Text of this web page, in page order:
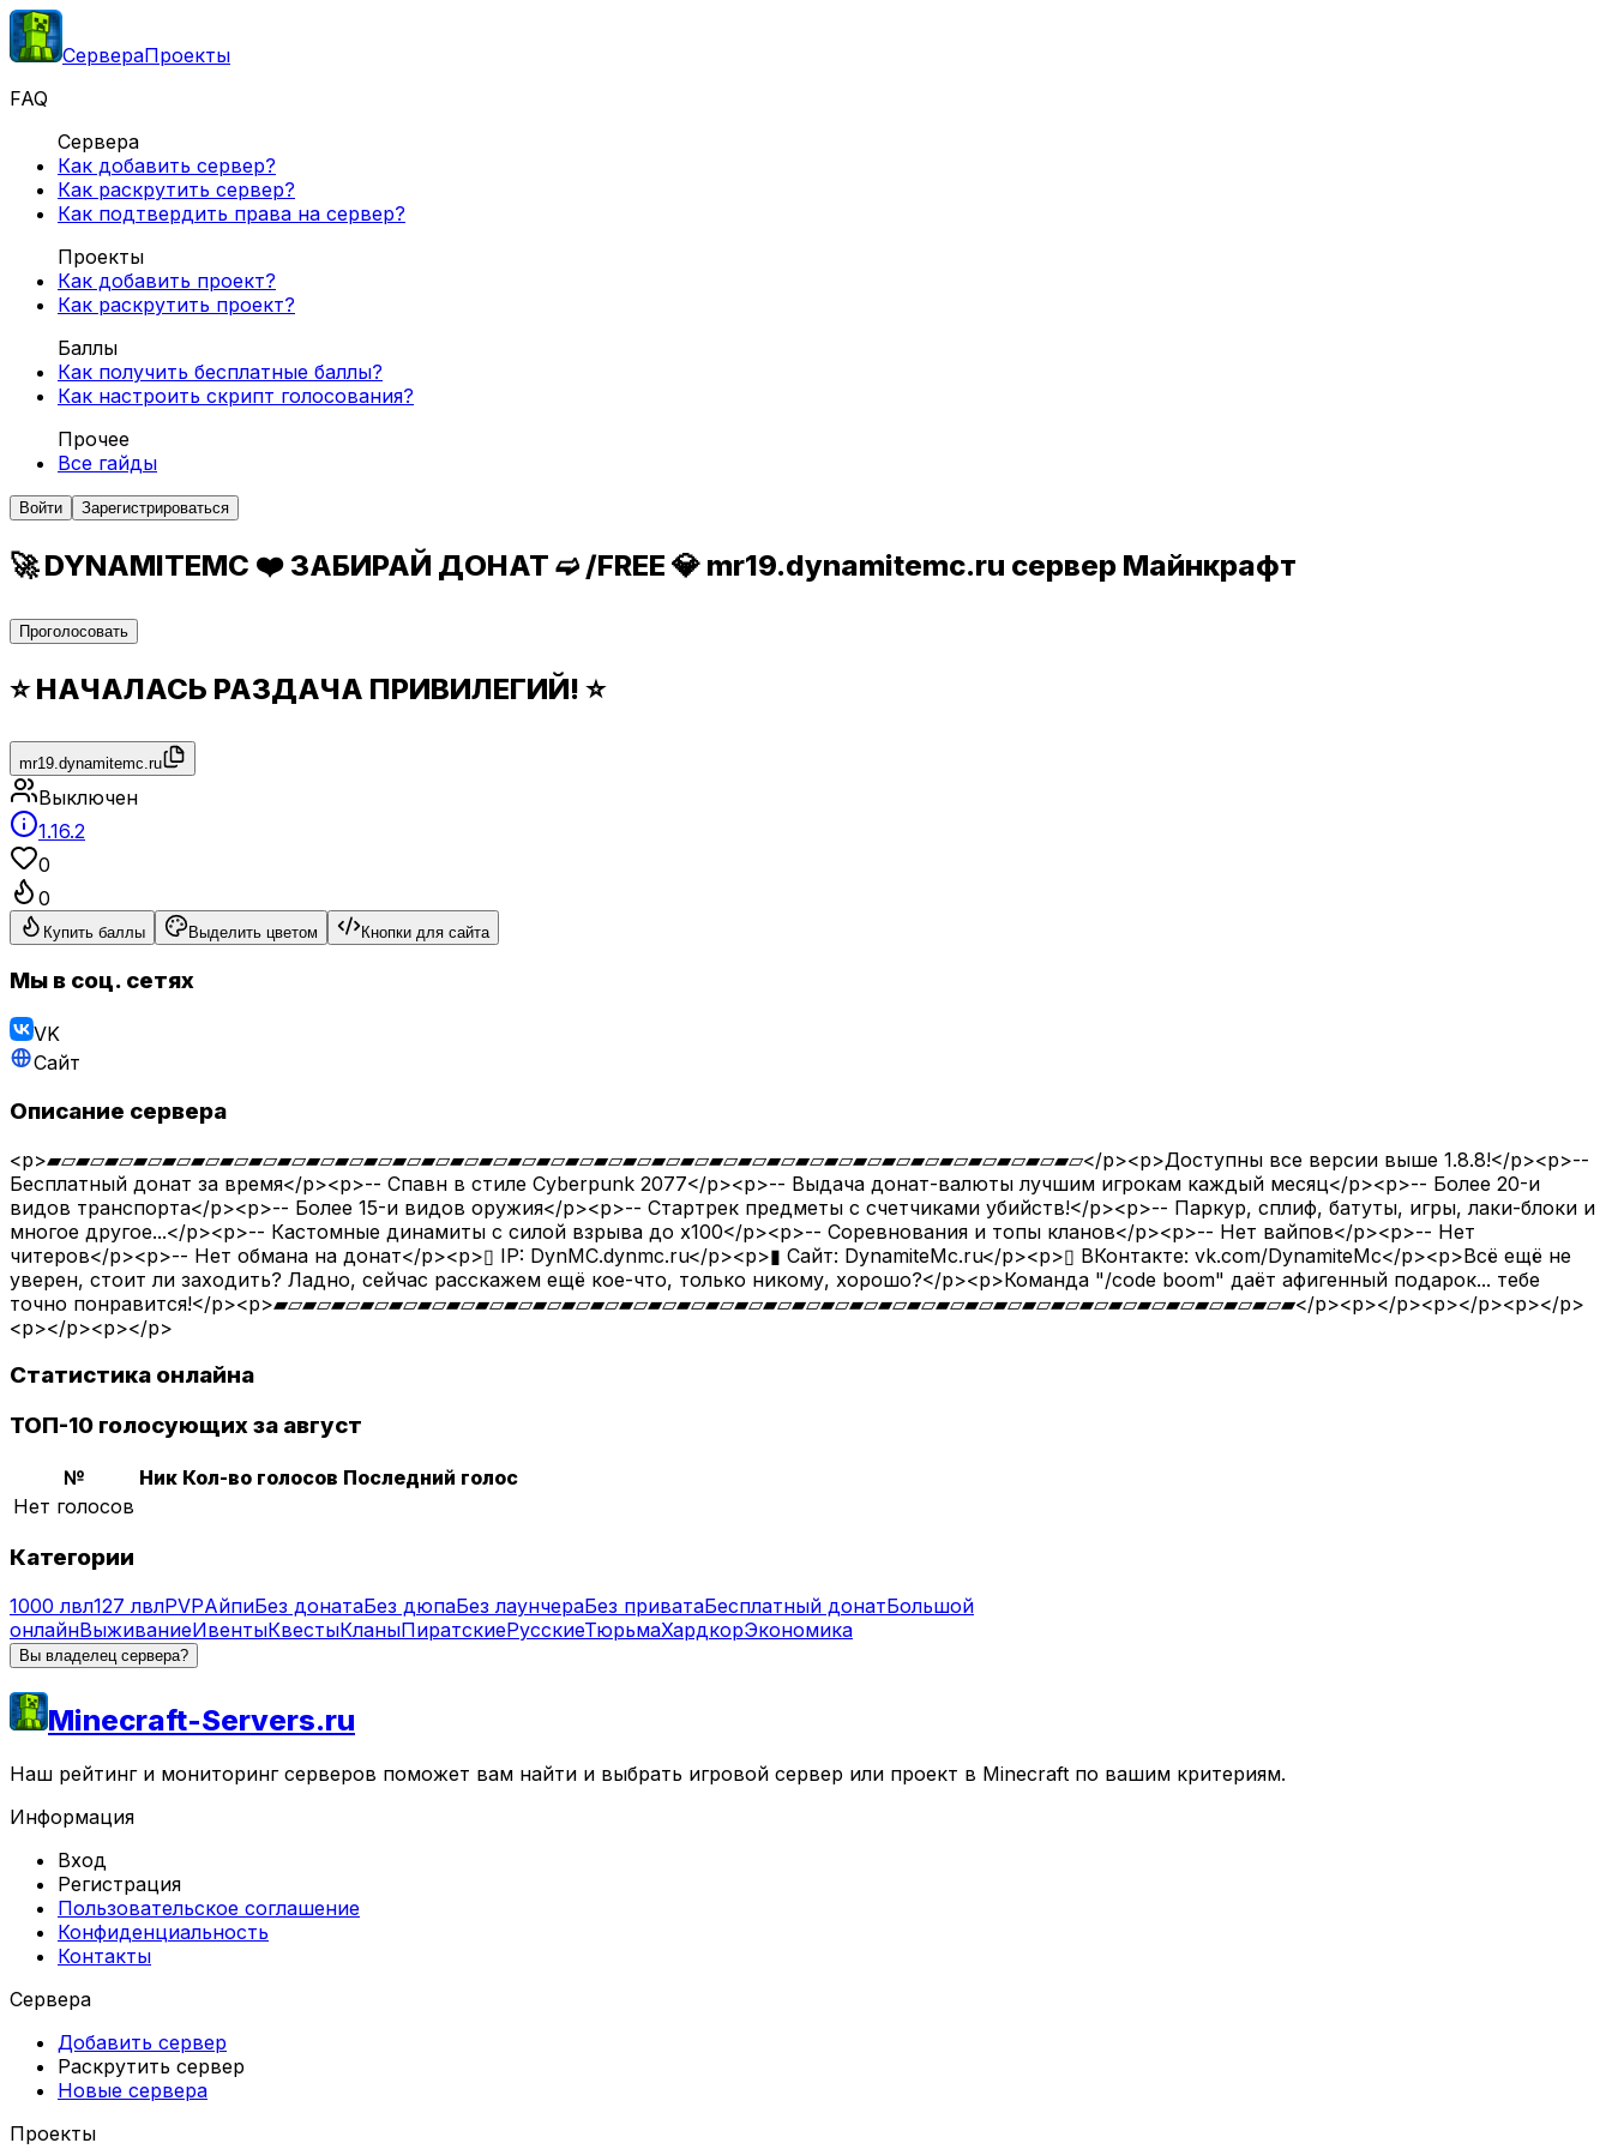
СервераПроекты
FAQ
Сервера
Как добавить сервер?
Как раскрутить сервер?
Как подтвердить права на сервер?
Проекты
Как добавить проект?
Как раскрутить проект?
Баллы
Как получить бесплатные баллы?
Как настроить скрипт голосования?
Прочее
Все гайды
Войти Зарегистрироваться
🚀 DYNAMITEMC ❤️ ЗАБИРАЙ ДОНАТ ➫ /FREE 💎 mr19.dynamitemc.ru сервер Майнкрафт
Проголосовать
⭐ НАЧАЛАСЬ РАЗДАЧА ПРИВИЛЕГИЙ! ⭐
mr19.dynamitemc.ru
Выключен
1.16.2
0
0
Купить баллы Выделить цветом Кнопки для сайта
Мы в соц. сетях
VK
Сайт
Описание сервера
<p>▰▱▰▱▰▱▰▱▰▱▰▱▰▱▰▱▰▱▰▱▰▱▰▱▰▱▰▱▰▱▰▱▰▱▰▱▰▱▰▱▰▱▰▱▰▱▰▱▰▱▰▱▰▱▰▱▰▱▰▱▰▱▰▱▰▱▰▱▰▱▰▱</p><p>Доступны все версии выше 1.8.8!</p><p>--
Бесплатный донат за время</p><p>-- Спавн в стиле Cyberpunk 2077</p><p>-- Выдача донат-валюты лучшим игрокам каждый месяц</p><p>-- Более 20-и
видов транспорта</p><p>-- Более 15-и видов оружия</p><p>-- Стартрек предметы с счетчиками убийств!</p><p>-- Паркур, сплиф, батуты, игры, лаки-блоки и
многое другое...</p><p>-- Кастомные динамиты с силой взрыва до x100</p><p>-- Соревнования и топы кланов</p><p>-- Нет вайпов</p><p>-- Нет
читеров</p><p>-- Нет обмана на донат</p><p>▯ IP: DynMC.dynmc.ru</p><p>▮ Сайт: DynamiteMc.ru</p><p>▯ ВКонтакте: vk.com/DynamiteMc</p><p>Всё ещё не
уверен, стоит ли заходить? Ладно, сейчас расскажем ещё кое-что, только никому, хорошо?</p><p>Команда "/code boom" даёт афигенный подарок... тебе
точно понравится!</p><p>▰▱▰▱▰▱▰▱▰▱▰▱▰▱▰▱▰▱▰▱▰▱▰▱▰▱▰▱▰▱▰▱▰▱▰▱▰▱▰▱▰▱▰▱▰▱▰▱▰▱▰▱▰▱▰▱▰▱▰▱▰▱▰▱▰▱▰▱▰▱▰</p><p></p><p></p><p></p>
<p></p><p></p>
Статистика онлайна
ТОП-10 голосующих за август
№ Ник Кол-во голосов Последний голос
Нет голосов
Категории
1000 лвл127 лвлPVPАйпиБез донатаБез дюпаБез лаунчераБез приватаБесплатный донатБольшой
онлайнВыживаниеИвентыКвестыКланыПиратскиеРусскиеТюрьмаХардкорЭкономика
Вы владелец сервера?
Minecraft-Servers.ru
Наш рейтинг и мониторинг серверов поможет вам найти и выбрать игровой сервер или проект в Minecraft по вашим критериям.
Информация
Вход
Регистрация
Пользовательское соглашение
Конфиденциальность
Контакты
Сервера
Добавить сервер
Раскрутить сервер
Новые сервера
Проекты